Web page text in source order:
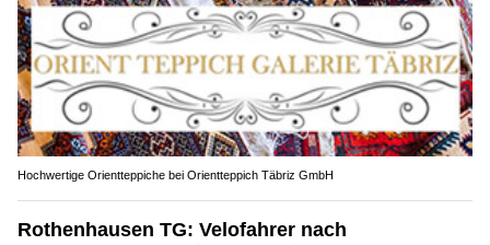
Hochwertige Orientteppiche bei Orientteppich Täbriz GmbH
Rothenhausen TG: Velofahrer nach